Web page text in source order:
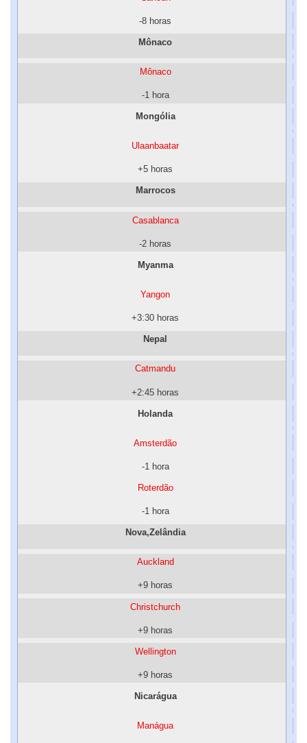
-8 horas
Mônaco
Mônaco
-1 hora
Mongólia
Ulaanbaatar
+5 horas
Marrocos
Casablanca
-2 horas
Myanma
Yangon
+3:30 horas
Nepal
Catmandu
+2:45 horas
Holanda
Amsterdão
-1 hora
Roterdão
-1 hora
Nova,Zelândia
Auckland
+9 horas
Christchurch
+9 horas
Wellington
+9 horas
Nicarágua
Manágua